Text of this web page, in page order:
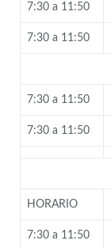
7:30 a 11:50
7:30 a 11:50
7:30 a 11:50
7:30 a 11:50
HORARIO
7:30 a 11:50